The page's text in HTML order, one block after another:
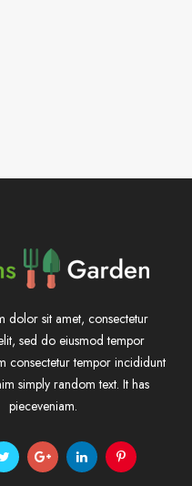
dolor sit amet, consectetur
sed do eiusmod tempor
consectetur tempor incididunt
simply random text. It has
pieceveniam.